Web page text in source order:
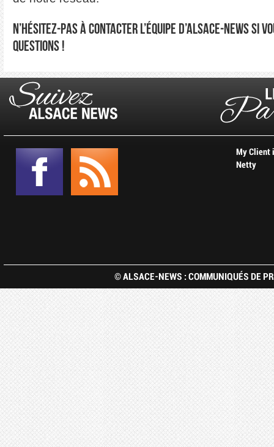
N’hésitez-pas à contacter l’équipe d’Alsace-News si
questions !
My Client
Netty
© ALSACE-NEWS : COMMUNIQUÉS DE